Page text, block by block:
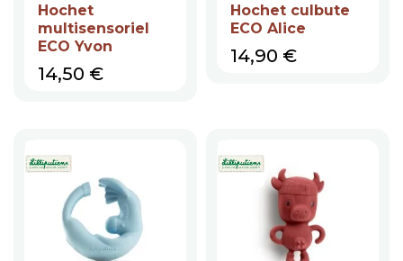
Hochet
multisensoriel
ECO Yvon
Prix
14,50 €
Hochet culbute
ECO Alice
Prix
14,90 €